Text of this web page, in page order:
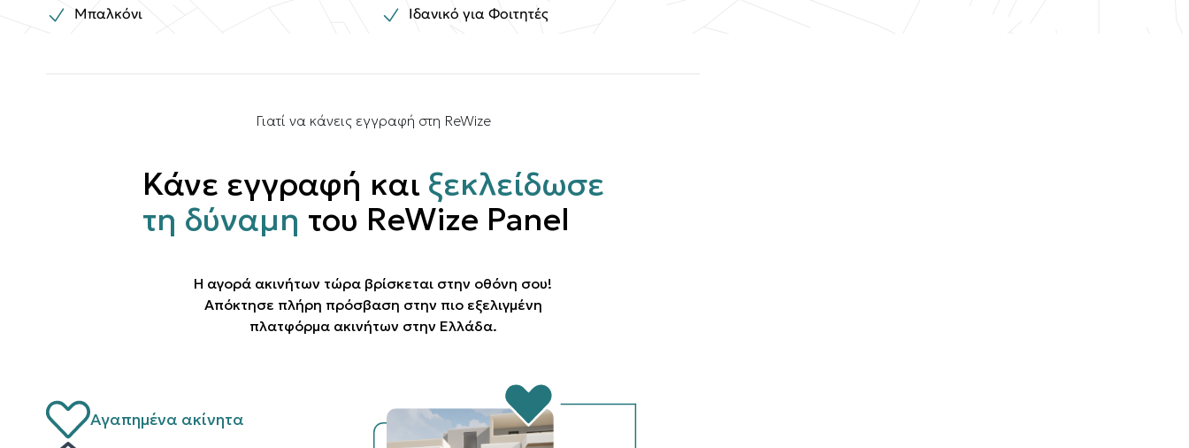
Μπαλκόνι Ιδανικό για Φοιτητές
Γιατί να κάνεις εγγραφή στη ReWize
Κάνε εγγραφή και ξεκλείδωσε
τη δύναμη του ReWize Panel
Η αγορά ακινήτων τώρα βρίσκεται στην οθόνη σου!
Απόκτησε πλήρη πρόσβαση στην πιο εξελιγμένη
πλατφόρμα ακινήτων στην Ελλάδα.
Αγαπημένα ακίνητα